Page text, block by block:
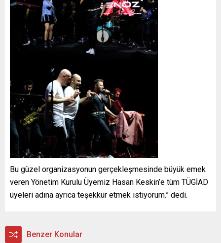
Bu güzel organizasyonun gerçekleşmesinde büyük emek
veren Yönetim Kurulu Üyemiz Hasan Keskin’e tüm TÜGİAD
üyeleri adına ayrıca teşekkür etmek istiyorum.” dedi.
Benzer Konular